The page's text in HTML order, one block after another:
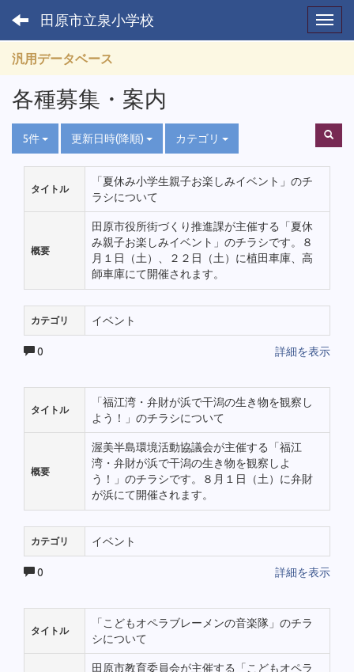
田原市立泉小学校
汎用データベース
各種募集・案内
5件 更新日時(降順) カテゴリ
タイトル
「夏休み小学生親子お楽しみイベント」のチ
ラシについて
概要
田原市役所街づくり推進課が主催する「夏休
み親子お楽しみイベント」のチラシです。８
月１日（土）、２２日（土）に植田車庫、高
師車庫にて開催されます。
カテゴリ イベント
0 詳細を表示
タイトル
「福江湾・弁財が浜で干潟の生き物を観察し
よう！」のチラシについて
概要
渥美半島環境活動協議会が主催する「福江
湾・弁財が浜で干潟の生き物を観察しよ
う！」のチラシです。８月１日（土）に弁財
が浜にて開催されます。
カテゴリ イベント
0 詳細を表示
タイトル
「こどもオペラブレーメンの音楽隊」のチラ
シについて
田原市教育委員会が主催する「こどもオペラ